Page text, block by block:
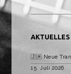
AKTUELLES
🇯🇲 Neue
15. Juli 2026